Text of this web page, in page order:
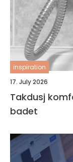
inspiration
17. July 2026
Takdusj komfort, design og funksjon på
badet